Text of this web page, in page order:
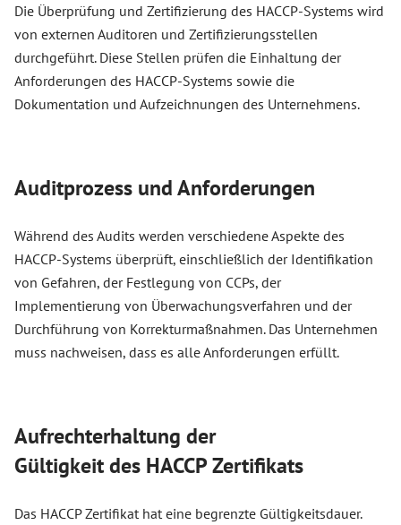
Die Überprüfung und Zertifizierung des HACCP-Systems wird
von externen Auditoren und Zertifizierungsstellen
durchgeführt. Diese Stellen prüfen die Einhaltung der
Anforderungen des HACCP-Systems sowie die
Dokumentation und Aufzeichnungen des Unternehmens.
Auditprozess und Anforderungen
Während des Audits werden verschiedene Aspekte des
HACCP-Systems überprüft, einschließlich der Identifikation
von Gefahren, der Festlegung von CCPs, der
Implementierung von Überwachungsverfahren und der
Durchführung von Korrekturmaßnahmen. Das Unternehmen
muss nachweisen, dass es alle Anforderungen erfüllt.
Aufrechterhaltung der
Gültigkeit des HACCP Zertifikats
Das HACCP Zertifikat hat eine begrenzte Gültigkeitsdauer.